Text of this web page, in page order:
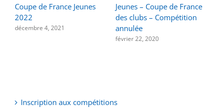
Coupe de France Jeunes
2022
décembre 4, 2021
Jeunes – Coupe de France
des clubs – Compétition
annulée
février 22, 2020
Inscription aux compétitions